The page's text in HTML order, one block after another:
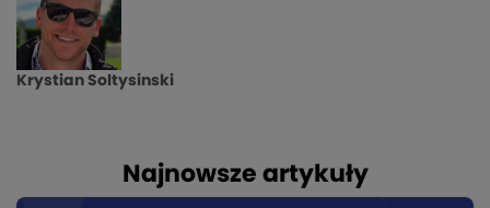
Krystian Soltysinski
Najnowsze artykuły